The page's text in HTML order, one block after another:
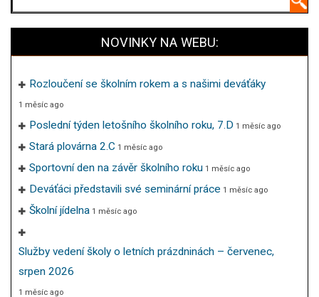
NOVINKY NA WEBU:
Rozloučení se školním rokem a s našimi deváťáky
1 měsíc ago
Poslední týden letošního školního roku, 7.D 1 měsíc ago
Stará plovárna 2.C 1 měsíc ago
Sportovní den na závěr školního roku 1 měsíc ago
Deváťáci představili své seminární práce 1 měsíc ago
Školní jídelna 1 měsíc ago
Služby vedení školy o letních prázdninách – červenec,
srpen 2026
1 měsíc ago